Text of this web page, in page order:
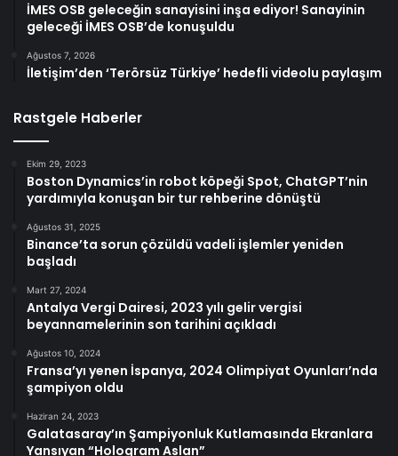
İMES OSB geleceğin sanayisini inşa ediyor! Sanayinin
geleceği İMES OSB’de konuşuldu
Ağustos 7, 2026
İletişim’den ‘Terörsüz Türkiye’ hedefli videolu paylaşım
Rastgele Haberler
Ekim 29, 2023
Boston Dynamics’in robot köpeği Spot, ChatGPT’nin
yardımıyla konuşan bir tur rehberine dönüştü
Ağustos 31, 2025
Binance’ta sorun çözüldü vadeli işlemler yeniden
başladı
Mart 27, 2024
Antalya Vergi Dairesi, 2023 yılı gelir vergisi
beyannamelerinin son tarihini açıkladı
Ağustos 10, 2024
Fransa’yı yenen İspanya, 2024 Olimpiyat Oyunları’nda
şampiyon oldu
Haziran 24, 2023
Galatasaray’ın Şampiyonluk Kutlamasında Ekranlara
Yansıyan “Hologram Aslan”